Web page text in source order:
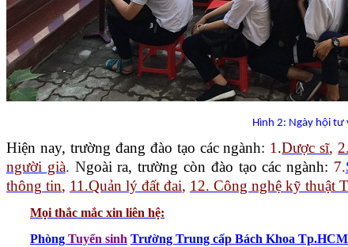
Hình 2: Ngày hội tư
Hiện nay, trường đang đào tạo các ngành: 1.Dược sĩ,
người già. Ngoài ra, trường còn đào tạo các ngành: 7.
thông tin, 11.Quản lý đất đai, 12. Công nghệ kỹ thuật
Mọi thắc mắc xin liên hệ:
Phòng Tuyển sinh Trường Trung cấp Bách Khoa Tp.HCM